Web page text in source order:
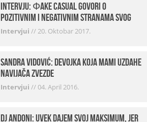
INTERVJU: Фake Casual govori o
pozitivnim i negativnim stranama svog
posla, počecima, omiljenim mestima …
Intervjui //20. Oktobar 2017.
Sandra Vidović: devojka koja mami uzdahe
navijača Zvezde
Intervjui //04. April 2016.
Dj Andoni: Uvek dajem svoj maksimum, jer